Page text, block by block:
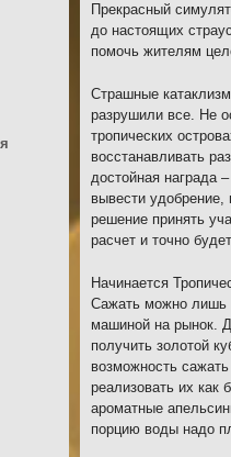
Прекрасный
до настоящих
помочь жителям
Страшные
разрушили все. Не
тропических
восстанавливать
достойная награда
вывести
решение принять
расчет и точно
Начинается
Сажать можно лишь
машиной на рынок.
получить золотой
возможность
реализовать их как
ароматные
порцию воды надо